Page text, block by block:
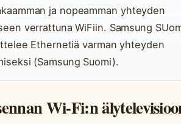
ja nopeamman yhteyden
verrattuna WiFiin. Samsung
Ethernetiä varman yhteyden
(Samsung Suomi).
Wi-Fi:n